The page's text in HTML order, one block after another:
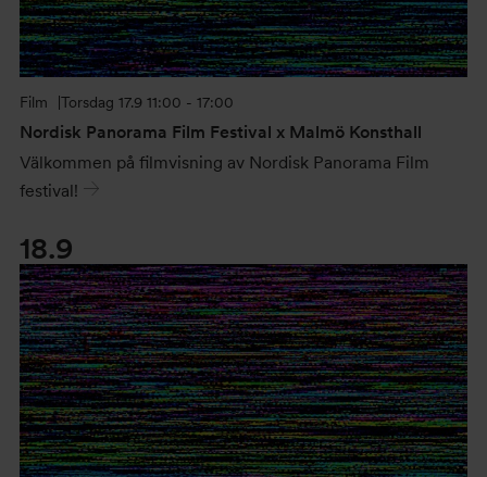
Torsdag 17.9 11:00 - 17:00
Film
Nordisk Panorama Film Festival x Malmö Konsthall
Välkommen på filmvisning av Nordisk Panorama Film
festival!
18.9